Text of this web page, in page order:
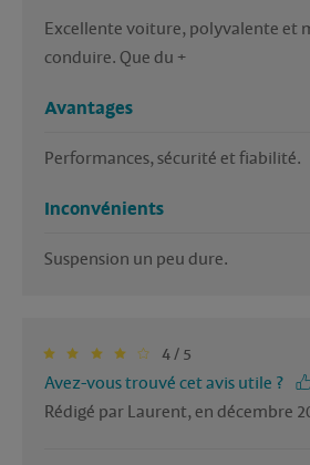
Excellente voiture, polyvalente et
conduire. Que du +
Avantages
Performances, sécurité et fiabilité.
Inconvénients
Suspension un peu dure.
4 / 5
Avez-vous trouvé cet avis utile ?
Rédigé par Laurent, en décembre